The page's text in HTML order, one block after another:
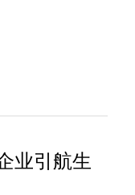
业引航生